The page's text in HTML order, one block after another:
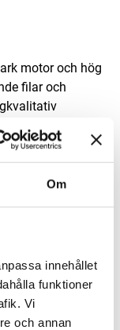
Om
innehållet
funktioner
Vi
och annan
motor och hög
filar och
handtag för
och